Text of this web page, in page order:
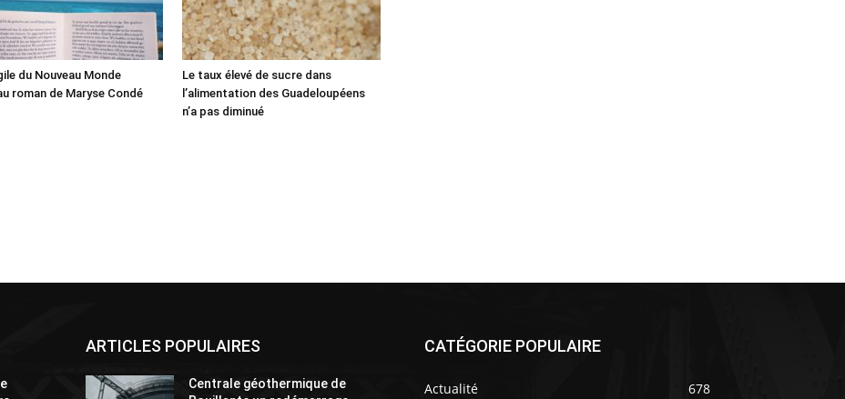
du Nouveau Monde
roman de Maryse Condé
Le taux élevé de sucre dans
l’alimentation des Guadeloupéens
n’a pas diminué
ARTICLES POPULAIRES
Centrale géothermique de
CATÉGORIE POPULAIRE
Actualité 678